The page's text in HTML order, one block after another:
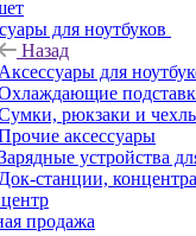
для ноутбуков
Назад
Аксессуары для
рюкзаки и
аксессуары
устройства
Док-станции,
продажа